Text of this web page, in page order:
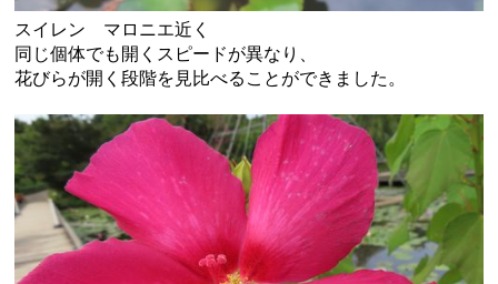
スイレン マロニエ近く
同じ個体でも開くスピードが異なり、
花びらが開く段階を見比べることができました。